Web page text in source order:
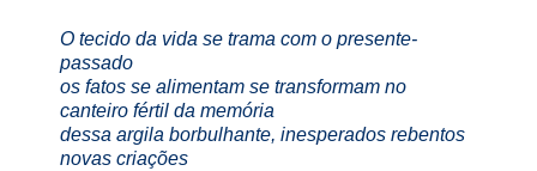
O tecido da vida se trama com o presente-
passado
os fatos se alimentam se transformam no
canteiro fértil da memória
dessa argila borbulhante, inesperados rebentos
novas criações